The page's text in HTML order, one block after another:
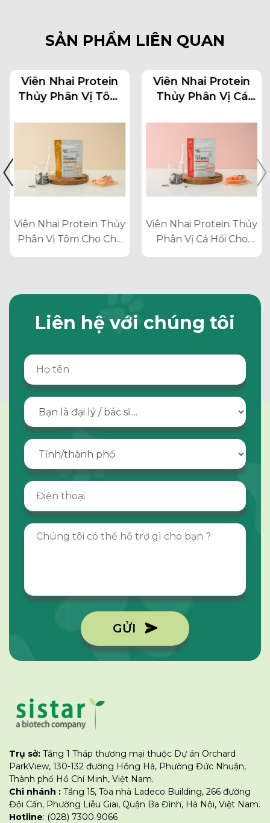
SẢN PHẨM LIÊN QUAN
Viên Nhai Protein
Thủy Phân Vị Tôm
Viên Nhai Protein Thủy
Phân Vị Tôm Cho Chó
Mèo
Viên Nhai Protein
Thủy Phân Vị Cá
Viên Nhai Protein Thủy
Phân Vị Cá Hồi Cho
Chó Mèo
Liên hệ với chúng tôi
GỬI
Trụ sở: Tầng 1 Tháp thương mại thuộc Dự án Orchard
ParkView, 130-132 đường Hồng Hà, Phường Đức Nhuận,
Thành phố Hồ Chí Minh, Việt Nam.
Chi nhánh : Tầng 15, Tòa nhà Ladeco Building, 266 đường
Đội Cấn, Phường Liễu Giai, Quận Ba Đình, Hà Nội, Việt Nam.
Hotline: (028) 7300 9066